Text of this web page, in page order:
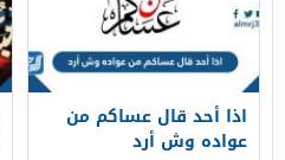
اذا أحد قال عساكم من
عواده وش أرد